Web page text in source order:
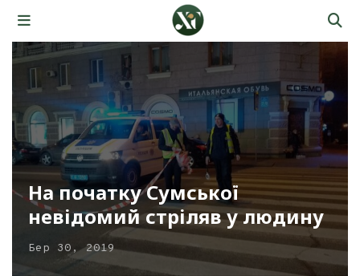
На початку Сумської
невідомий стріляв у людину
Бер 30, 2019